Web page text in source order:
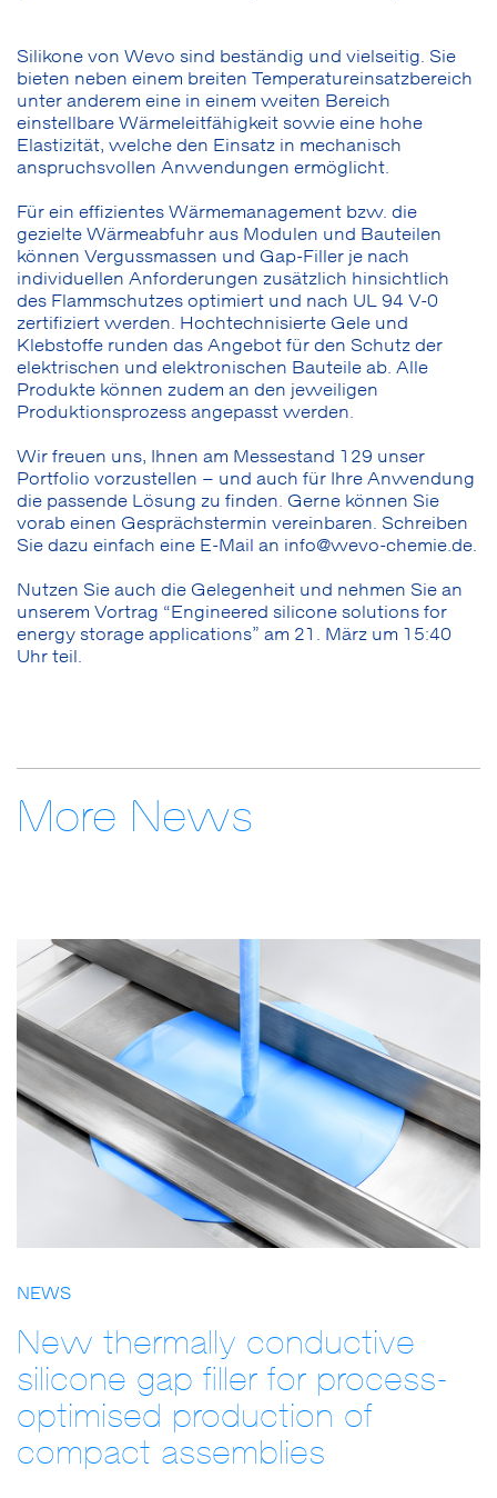
Silikone von Wevo sind beständig und vielseitig. Sie
bieten neben einem breiten Temperatureinsatzbereich
unter anderem eine in einem weiten Bereich
einstellbare Wärmeleitfähigkeit sowie eine hohe
Elastizität, welche den Einsatz in mechanisch
anspruchsvollen Anwendungen ermöglicht.
Für ein effizientes Wärmemanagement bzw. die
gezielte Wärmeabfuhr aus Modulen und Bauteilen
können Vergussmassen und Gap-Filler je nach
individuellen Anforderungen zusätzlich hinsichtlich
des Flammschutzes optimiert und nach UL 94 V-0
zertifiziert werden. Hochtechnisierte Gele und
Klebstoffe runden das Angebot für den Schutz der
elektrischen und elektronischen Bauteile ab. Alle
Produkte können zudem an den jeweiligen
Produktionsprozess angepasst werden.
Wir freuen uns, Ihnen am Messestand 129 unser
Portfolio vorzustellen – und auch für Ihre Anwendung
die passende Lösung zu finden. Gerne können Sie
vorab einen Gesprächstermin vereinbaren. Schreiben
Sie dazu einfach eine E-Mail an info@wevo-chemie.de.
Nutzen Sie auch die Gelegenheit und nehmen Sie an
unserem Vortrag “Engineered silicone solutions for
energy storage applications” am 21. März um 15:40
Uhr teil.
More News
NEWS
New thermally conductive
silicone gap filler for process-
optimised production of
compact assemblies